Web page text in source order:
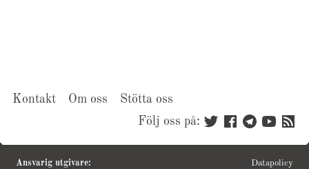
Kontakt Om oss
Stötta oss
Följ oss på:
Ansvarig utgivare: Datapolicy